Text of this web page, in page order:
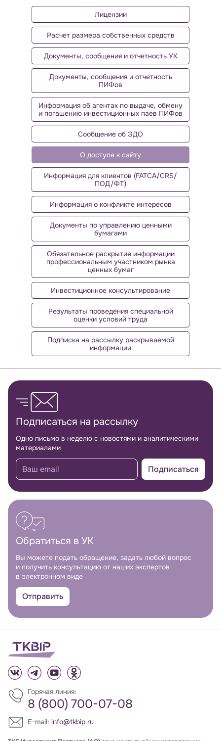
Лицензии
Расчет размера собственных средств
Документы, сообщения и отчетность УК
Документы, сообщения и отчетность
ПИФов
Информация об агентах по выдаче, обмену
и погашению инвестиционных паев ПИФов
Сообщение об ЭДО
О доступе к сайту
Информация для клиентов (FATCA/CRS/
ПОД/ФТ)
Информация о конфликте интересов
Документы по управлению ценными
бумагами
Обязательное раскрытие информации
профессиональным участником рынка
ценных бумаг
Инвестиционное консультирование
Результаты проведения специальной
оценки условий труда
Подписка на рассылку раскрываемой
информации
Обратная связь
Подписаться на рассылку
Одно письмо в неделю с новостями и аналитическими
материалами
Подписаться
Обратиться в УК
Вы можете подать обращение, задать любой вопрос
и получить консультацию от наших экспертов
в электронном виде
Отправить
Горячая линия:
8 (800) 700-07-08
E-mail: info@tkbip.ru